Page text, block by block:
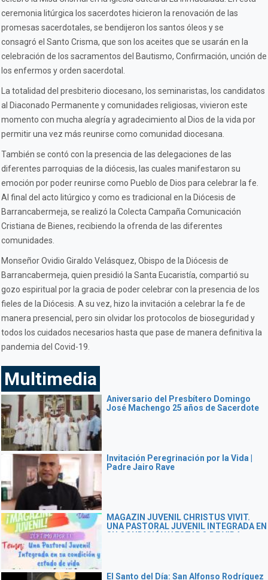
ceremonia litúrgica los sacerdotes hicieron la renovación de las
promesas sacerdotales, se bendijeron los santos óleos y se
consagró el Santo Crisma, que son los aceites que se usarán en la
celebración de los sacramentos del Bautismo, Confirmación, unción de
los enfermos y orden sacerdotal.
La totalidad del presbiterio diocesano, los seminaristas, los candidatos
al Diaconado Permanente y comunidades religiosas, vivieron este
momento con mucha alegría y agradecimiento al Dios de la vida por
permitir una vez más reunirse como comunidad diocesana.
También se contó con la presencia de las delegaciones de las
diferentes parroquias de la diócesis, las cuales manifestaron su
emoción por poder reunirse como Pueblo de Dios para celebrar la fe.
Al final del acto litúrgico y como es tradicional en la Diócesis de
Barrancabermeja, se realizó la Colecta Campaña Comunicación
Cristiana de Bienes, recibiendo la ofrenda de las diferentes
comunidades.
Monseñor Ovidio Giraldo Velásquez, Obispo de la Diócesis de
Barrancabermeja, quien presidió la Santa Eucaristía, compartió su
gozo espiritual por la gracia de poder celebrar con la presencia de los
fieles de la Diócesis. A su vez, hizo la invitación a celebrar la fe de
manera presencial, pero sin olvidar los protocolos de bioseguridad y
todos los cuidados necesarios hasta que pase de manera definitiva la
pandemia del Covid-19.
Multimedia
Aniversario del Presbítero Domingo
José Machengo 25 años de Sacerdote
Invitación Peregrinación por la Vida |
Padre Jairo Rave
MAGAZIN JUVENIL CHRISTUS VIVIT.
UNA PASTORAL JUVENIL INTEGRADA EN
SU CONDICIÓN Y ESTADO DE VIDA
El Santo del Día: San Alfonso Rodríguez